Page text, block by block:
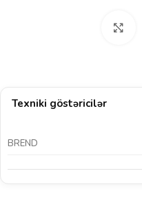
Texniki göstəricilər
BREND